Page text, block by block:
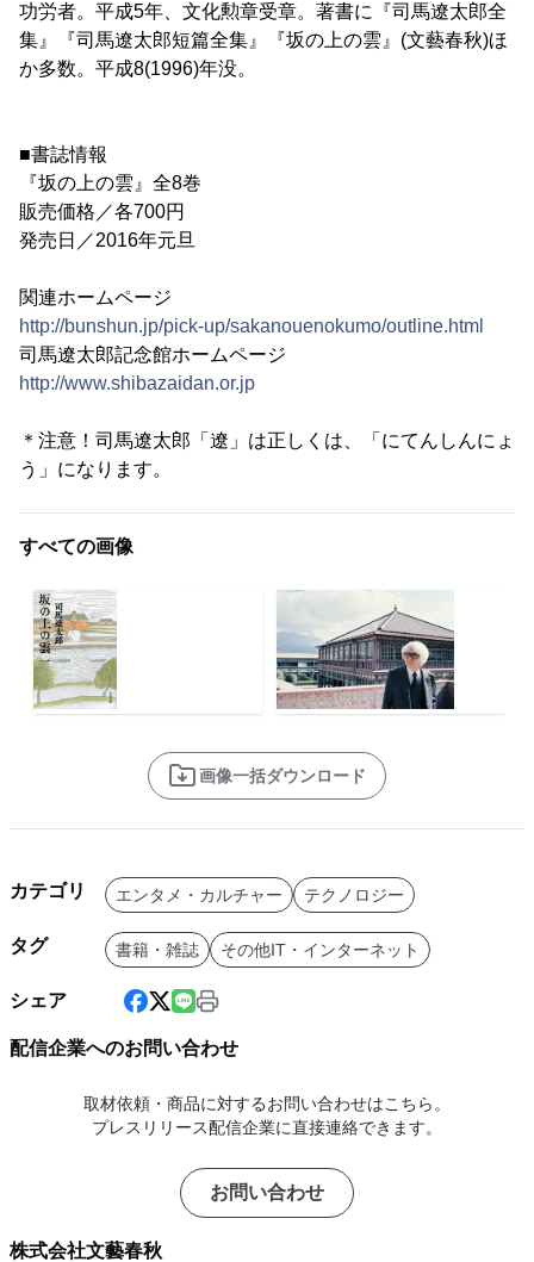
功労者。平成5年、文化勲章受章。著書に『司馬遼太郎全
集』『司馬遼太郎短篇全集』『坂の上の雲』(文藝春秋)ほ
か多数。平成8(1996)年没。
■書誌情報
『坂の上の雲』全8巻
販売価格／各700円
発売日／2016年元旦
関連ホームページ
http://bunshun.jp/pick-up/sakanouenokumo/outline.html
司馬遼太郎記念館ホームページ
http://www.shibazaidan.or.jp
＊注意！司馬遼太郎「遼」は正しくは、「にてんしんにょ
う」になります。
すべての画像
画像一括ダウンロード
カテゴリ エンタメ・カルチャー テクノロジー
タグ 書籍・雑誌 その他IT・インターネット
シェア
配信企業へのお問い合わせ
取材依頼・商品に対するお問い合わせはこちら。
プレスリリース配信企業に直接連絡できます。
お問い合わせ
株式会社文藝春秋